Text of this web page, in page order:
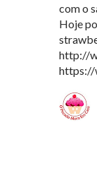
com o
Hoje
http://
https://